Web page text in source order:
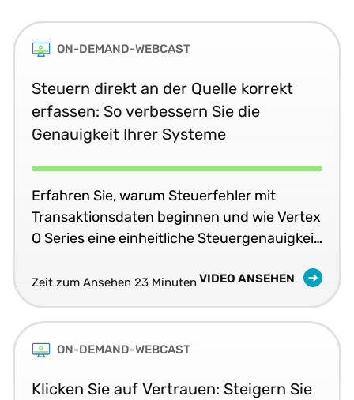
ON-DEMAND-WEBCAST
Steuern direkt an der Quelle korrekt
erfassen: So verbessern Sie die
Genauigkeit Ihrer Systeme
Erfahren Sie, warum Steuerfehler mit
Transaktionsdaten beginnen und wie Vertex
O Series eine einheitliche Steuergenauigkeit
liefert.
Zeit zum Ansehen 23 Minuten VIDEO ANSEHEN
ON-DEMAND-WEBCAST
Klicken Sie auf Vertrauen: Steigern Sie